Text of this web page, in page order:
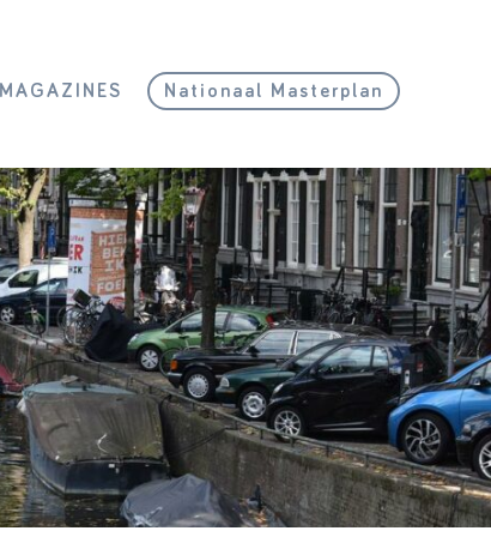
MAGAZINES Nationaal Masterplan